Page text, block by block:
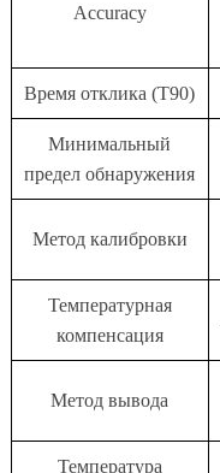
Accuracy
Время отклика (T90)
Минимальный
предел обнаружения
Метод калибровки
Температурная
компенсация
Метод вывода
Температура